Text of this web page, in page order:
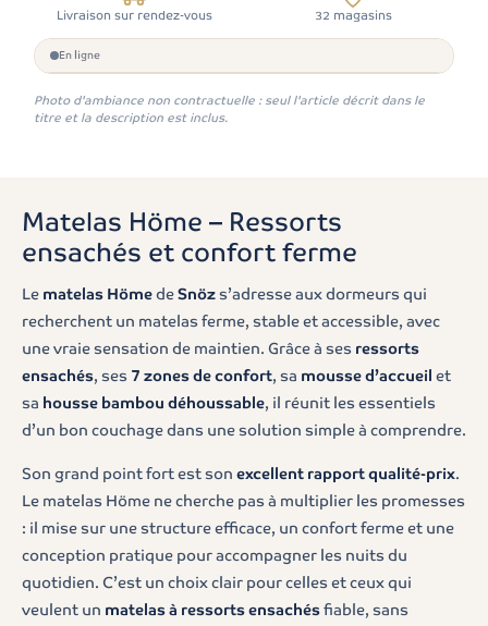
Livraison sur rendez-vous 32 magasins
En ligne
Photo d'ambiance non contractuelle : seul l'article décrit dans le
titre et la description est inclus.
Matelas Höme – Ressorts
ensachés et confort ferme
Le matelas HömedeSnözs’adresse aux dormeurs qui
recherchent un matelas ferme, stable et accessible, avec
une vraie sensation de maintien. Grâce à ses ressorts
ensachés, ses 7 zones de confort, sa mousse d’accueil et
sa housse bambou déhoussable, il réunit les essentiels
d’un bon couchage dans une solution simple à comprendre.
Son grand point fort est son excellent rapport qualité-prix.
Le matelas Höme ne cherche pas à multiplier les promesses
: il mise sur une structure efficace, un confort ferme et une
conception pratique pour accompagner les nuits du
quotidien. C’est un choix clair pour celles et ceux qui
veulent un matelas à ressorts ensachésfiable, sans